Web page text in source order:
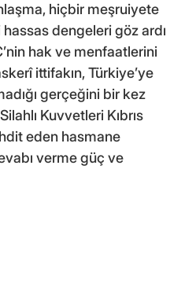
hiçbir meşruiyete
dengeleri göz ardı
hak ve menfaatlerini
ittifakın, Türkiye’ye
gerçeğini bir kez
Kuvvetleri Kıbrıs
eden hasmane
verme güç ve